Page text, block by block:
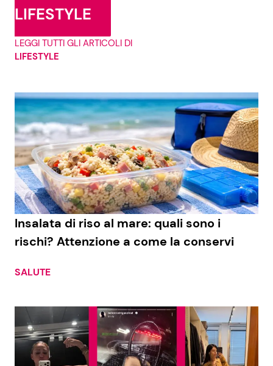
LIFESTYLE
LEGGI TUTTI GLI ARTICOLI DI
LIFESTYLE
Insalata di riso al mare: quali sono i
rischi? Attenzione a come la conservi
SALUTE